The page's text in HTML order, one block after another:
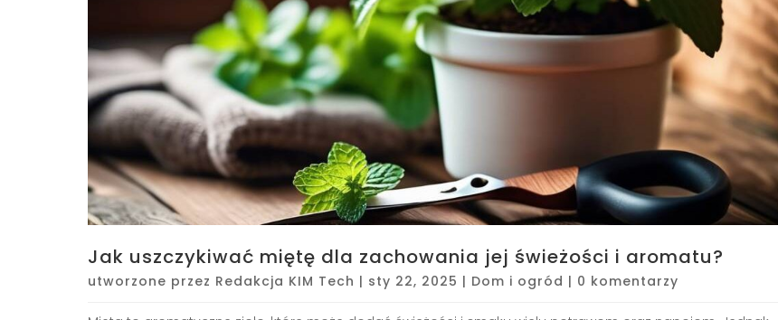
Jak uszczykiwać miętę dla zachowania jej świeżości i aromatu?
utworzone przez Redakcja KIM Tech | sty 22, 2025 | Dom i ogród | 0 komentarzy